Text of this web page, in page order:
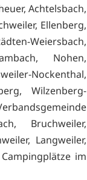
Achtelsbach,
Ellenberg,
Weiersbach,
Nohen,
Nockenthal,
Wilzenberg-
Bruchweiler,
Langweiler,
im